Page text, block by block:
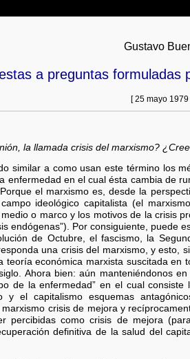
Gustavo
a preguntas formuladas
[ 25 mayo 1979
la llamada crisis del marxismo?
similar a como usan este término los
enfermedad en el cual ésta cambia de
el marxismo es, desde la
ideológico capitalista (el
o marco y los motivos de la crisis
endógenas”). Por consiguiente, puede
de Octubre, el fascismo, la
una crisis del marxismo, y esto,
teoría económica marxista suscitada
Ahora bien: aún manteniéndonos
de la enfermedad” en el cual
y el capitalismo esquemas
crisis de mejora y
percibidas como crisis de mejora
definitiva de la salud del